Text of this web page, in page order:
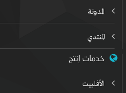
المدونة
المنتدي
خدمات إنتج
الأفلييت